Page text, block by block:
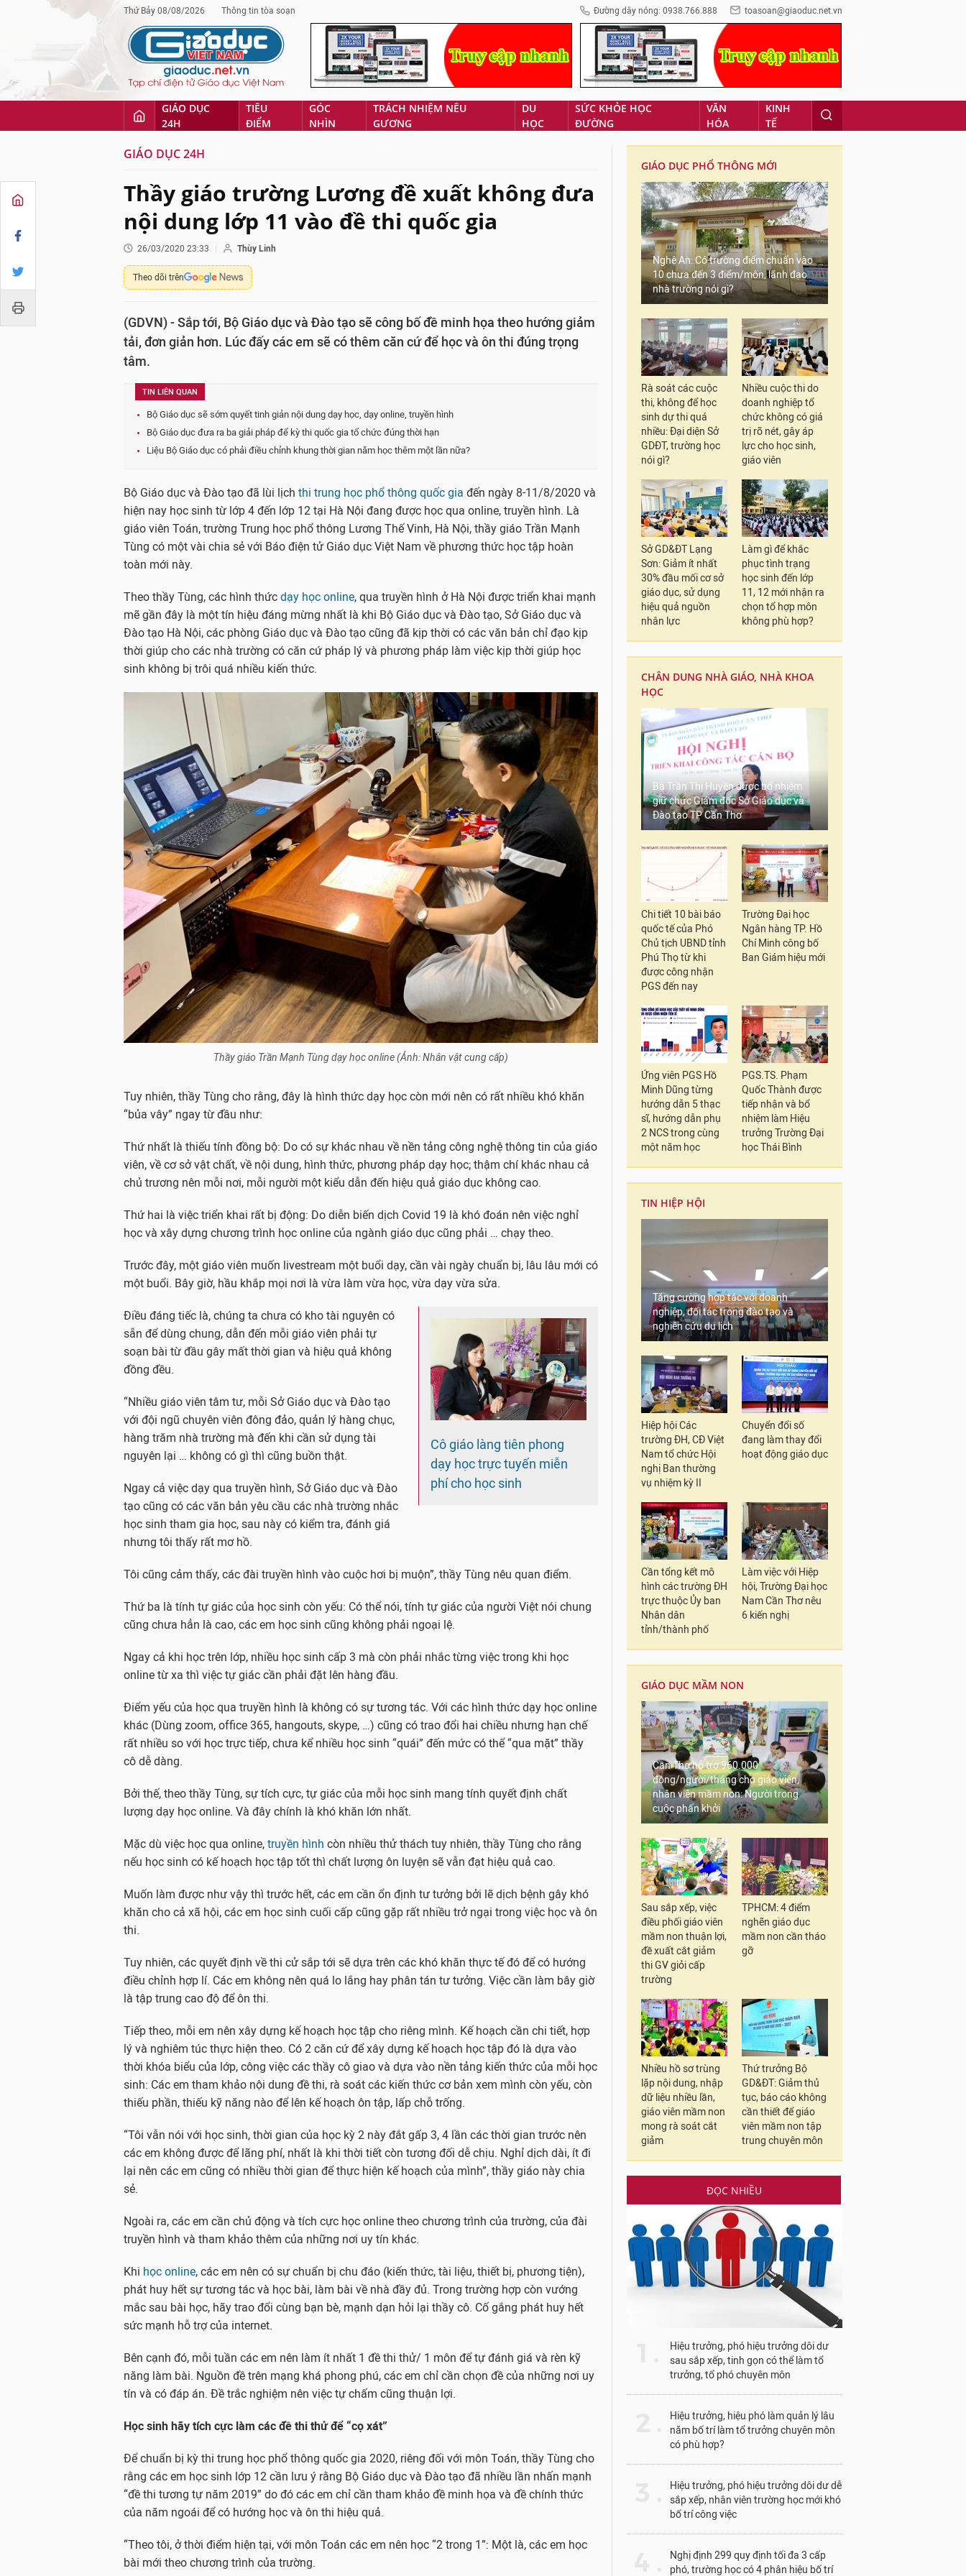
Thứ Bảy 08/08/2026 Thông tin tòa soạn Đường dây nóng: 0938.766.888 toasoan@giaoduc.net.vn
GIÁO DỤC
24H
TIÊU
ĐIỂM
GÓC
NHÌN
TRÁCH NHIỆM NÊU
GƯƠNG
DU
HỌC
SỨC KHỎE HỌC
ĐƯỜNG
VĂN
HÓA
KINH
TẾ
GIÁO DỤC 24H
Thầy giáo trường Lương đề xuất không đưa
nội dung lớp 11 vào đề thi quốc gia
26/03/2020 23:33 Thùy Linh
Theo dõi trên
(GDVN) - Sắp tới, Bộ Giáo dục và Đào tạo sẽ công bố đề minh họa theo hướng giảm
tải, đơn giản hơn. Lúc đấy các em sẽ có thêm căn cứ để học và ôn thi đúng trọng
tâm.
TIN LIÊN QUAN
Bộ Giáo dục sẽ sớm quyết tinh giản nội dung dạy học, dạy online, truyền hình
Bộ Giáo dục đưa ra ba giải pháp để kỳ thi quốc gia tổ chức đúng thời hạn
Liệu Bộ Giáo dục có phải điều chỉnh khung thời gian năm học thêm một lần nữa?
Bộ Giáo dục và Đào tạo đã lùi lịch thi trung học phổ thông quốc gia đến ngày 8-11/8/2020 và
hiện nay học sinh từ lớp 4 đến lớp 12 tại Hà Nội đang được học qua online, truyền hình. Là
giáo viên Toán, trường Trung học phổ thông Lương Thế Vinh, Hà Nội, thầy giáo Trần Mạnh
Tùng có một vài chia sẻ với Báo điện tử Giáo dục Việt Nam về phương thức học tập hoàn
toàn mới này.
Theo thầy Tùng, các hình thức dạy học online, qua truyền hình ở Hà Nội được triển khai mạnh
mẽ gần đây là một tín hiệu đáng mừng nhất là khi Bộ Giáo dục và Đào tạo, Sở Giáo dục và
Đào tạo Hà Nội, các phòng Giáo dục và Đào tạo cũng đã kịp thời có các văn bản chỉ đạo kịp
thời giúp cho các nhà trường có căn cứ pháp lý và phương pháp làm việc kịp thời giúp học
sinh không bị trôi quá nhiều kiến thức.
Thầy giáo Trần Mạnh Tùng dạy học online (Ảnh: Nhân vật cung cấp)
Tuy nhiên, thầy Tùng cho rằng, đây là hình thức dạy học còn mới nên có rất nhiều khó khăn
“bủa vây” ngay từ đầu như:
Thứ nhất là thiếu tính đồng bộ: Do có sự khác nhau về nền tảng công nghệ thông tin của giáo
viên, về cơ sở vật chất, về nội dung, hình thức, phương pháp dạy học; thậm chí khác nhau cả
chủ trương nên mỗi nơi, mỗi người một kiểu dẫn đến hiệu quả giáo dục không cao.
Thứ hai là việc triển khai rất bị động: Do diễn biến dịch Covid 19 là khó đoán nên việc nghỉ
học và xây dựng chương trình học online của ngành giáo dục cũng phải … chạy theo.
Trước đây, một giáo viên muốn livestream một buổi dạy, cần vài ngày chuẩn bị, lâu lâu mới có
một buổi. Bây giờ, hầu khắp mọi nơi là vừa làm vừa học, vừa dạy vừa sửa.
Cô giáo làng tiên phong
dạy học trực tuyến miễn
phí cho học sinh
Điều đáng tiếc là, chúng ta chưa có kho tài nguyên có
sẵn để dùng chung, dẫn đến mỗi giáo viên phải tự
soạn bài từ đầu gây mất thời gian và hiệu quả không
đồng đều.
“Nhiều giáo viên tâm tư, mỗi Sở Giáo dục và Đào tạo
với đội ngũ chuyên viên đông đảo, quản lý hàng chục,
hàng trăm nhà trường mà đến khi cần sử dụng tài
nguyên lại … không có gì thì cũng buồn thật.
Ngay cả việc dạy qua truyền hình, Sở Giáo dục và Đào
tạo cũng có các văn bản yêu cầu các nhà trường nhắc
học sinh tham gia học, sau này có kiểm tra, đánh giá
nhưng tôi thấy rất mơ hồ.
Tôi cũng cảm thấy, các đài truyền hình vào cuộc hơi bị muộn”, thầy Tùng nêu quan điểm.
Thứ ba là tính tự giác của học sinh còn yếu: Có thể nói, tính tự giác của người Việt nói chung
cũng chưa hẳn là cao, các em học sinh cũng không phải ngoại lệ.
Ngay cả khi học trên lớp, nhiều học sinh cấp 3 mà còn phải nhắc từng việc trong khi học
online từ xa thì việc tự giác cần phải đặt lên hàng đầu.
Điểm yếu của học qua truyền hình là không có sự tương tác. Với các hình thức dạy học online
khác (Dùng zoom, office 365, hangouts, skype, …) cũng có trao đổi hai chiều nhưng hạn chế
rất nhiều so với học trực tiếp, chưa kể nhiều học sinh “quái” đến mức có thể “qua mặt” thầy
cô dễ dàng.
Bởi thế, theo thầy Tùng, sự tích cực, tự giác của mỗi học sinh mang tính quyết định chất
lượng dạy học online. Và đây chính là khó khăn lớn nhất.
Mặc dù việc học qua online, truyền hình còn nhiều thử thách tuy nhiên, thầy Tùng cho rằng
nếu học sinh có kế hoạch học tập tốt thì chất lượng ôn luyện sẽ vẫn đạt hiệu quả cao.
Muốn làm được như vậy thì trước hết, các em cần ổn định tư tưởng bởi lẽ dịch bệnh gây khó
khăn cho cả xã hội, các em học sinh cuối cấp cũng gặp rất nhiều trở ngại trong việc học và ôn
thi.
Tuy nhiên, các quyết định về thi cử sắp tới sẽ dựa trên các khó khăn thực tế đó để có hướng
điều chỉnh hợp lí. Các em không nên quá lo lắng hay phân tán tư tưởng. Việc cần làm bây giờ
là tập trung cao độ để ôn thi.
Tiếp theo, mỗi em nên xây dựng kế hoạch học tập cho riêng mình. Kế hoạch cần chi tiết, hợp
lý và nghiêm túc thực hiện theo. Có 2 căn cứ để xây dựng kế hoạch học tập đó là dựa vào
thời khóa biểu của lớp, công việc các thầy cô giao và dựa vào nền tảng kiến thức của mỗi học
sinh: Các em tham khảo nội dung đề thi, rà soát các kiến thức cơ bản xem mình còn yếu, còn
thiếu phần, thiếu kỹ năng nào để lên kế hoạch ôn tập, lấp chỗ trống.
“Tôi vẫn nói với học sinh, thời gian của học kỳ 2 này đắt gấp 3, 4 lần các thời gian trước nên
các em không được để lãng phí, nhất là khi thời tiết còn tương đối dễ chịu. Nghỉ dịch dài, ít đi
lại nên các em cũng có nhiều thời gian để thực hiện kế hoạch của mình”, thầy giáo này chia
sẻ.
Ngoài ra, các em cần chủ động và tích cực học online theo chương trình của trường, của đài
truyền hình và tham khảo thêm của những nơi uy tín khác.
Khi học online, các em nên có sự chuẩn bị chu đáo (kiến thức, tài liệu, thiết bị, phương tiện),
phát huy hết sự tương tác và học bài, làm bài về nhà đầy đủ. Trong trường hợp còn vướng
mắc sau bài học, hãy trao đổi cùng bạn bè, mạnh dạn hỏi lại thầy cô. Cố gắng phát huy hết
sức mạnh hỗ trợ của internet.
Bên cạnh đó, mỗi tuần các em nên làm ít nhất 1 đề thi thử/ 1 môn để tự đánh giá và rèn kỹ
năng làm bài. Nguồn đề trên mạng khá phong phú, các em chỉ cần chọn đề của những nơi uy
tín và có đáp án. Đề trắc nghiệm nên việc tự chấm cũng thuận lợi.
Học sinh hãy tích cực làm các đề thi thử để “cọ xát”
Để chuẩn bị kỳ thi trung học phổ thông quốc gia 2020, riêng đối với môn Toán, thầy Tùng cho
rằng các em học sinh lớp 12 cần lưu ý rằng Bộ Giáo dục và Đào tạo đã nhiều lần nhấn mạnh
“đề thi tương tự năm 2019” do đó các em chỉ cần tham khảo đề minh họa và đề chính thức
của năm ngoái để có hướng học và ôn thi hiệu quả.
“Theo tôi, ở thời điểm hiện tại, với môn Toán các em nên học “2 trong 1”: Một là, các em học
bài mới theo chương trình của trường.
GIÁO DỤC PHỔ THÔNG MỚI
Nghệ An: Có trường điểm chuẩn vào
10 chưa đến 3 điểm/môn, lãnh đạo
nhà trường nói gì?
Rà soát các cuộc
thi, không để học
sinh dự thi quá
nhiều: Đại diện Sở
GDĐT, trường học
nói gì?
Nhiều cuộc thi do
doanh nghiệp tổ
chức không có giá
trị rõ nét, gây áp
lực cho học sinh,
giáo viên
Sở GD&ĐT Lạng
Sơn: Giảm ít nhất
30% đầu mối cơ sở
giáo dục, sử dụng
hiệu quả nguồn
nhân lực
Làm gì để khắc
phục tình trạng
học sinh đến lớp
11, 12 mới nhận ra
chọn tổ hợp môn
không phù hợp?
CHÂN DUNG NHÀ GIÁO, NHÀ KHOA
HỌC
Bà Trần Thị Huyền được bổ nhiệm
giữ chức Giám đốc Sở Giáo dục và
Đào tạo TP Cần Thơ
Chi tiết 10 bài báo
quốc tế của Phó
Chủ tịch UBND tỉnh
Phú Thọ từ khi
được công nhận
PGS đến nay
Trường Đại học
Ngân hàng TP. Hồ
Chí Minh công bố
Ban Giám hiệu mới
Ứng viên PGS Hồ
Minh Dũng từng
hướng dẫn 5 thạc
sĩ, hướng dẫn phụ
2 NCS trong cùng
một năm học
PGS.TS. Phạm
Quốc Thành được
tiếp nhận và bổ
nhiệm làm Hiệu
trưởng Trường Đại
học Thái Bình
TIN HIỆP HỘI
Tăng cường hợp tác với doanh
nghiệp, đối tác trong đào tạo và
nghiên cứu du lịch
Hiệp hội Các
trường ĐH, CĐ Việt
Nam tổ chức Hội
nghị Ban thường
vụ nhiệm kỳ II
Chuyển đổi số
đang làm thay đổi
hoạt động giáo dục
Cần tổng kết mô
hình các trường ĐH
trực thuộc Ủy ban
Nhân dân
tỉnh/thành phố
Làm việc với Hiệp
hội, Trường Đại học
Nam Cần Thơ nêu
6 kiến nghị
GIÁO DỤC MẦM NON
Cần Thơ hỗ trợ 960.000
đồng/người/tháng cho giáo viên,
nhân viên mầm non: Người trong
cuộc phấn khởi
Sau sắp xếp, việc
điều phối giáo viên
mầm non thuận lợi,
đề xuất cắt giảm
thi GV giỏi cấp
trường
TPHCM: 4 điểm
nghẽn giáo dục
mầm non cần tháo
gỡ
Nhiều hồ sơ trùng
lặp nội dung, nhập
dữ liệu nhiều lần,
giáo viên mầm non
mong rà soát cắt
giảm
Thứ trưởng Bộ
GD&ĐT: Giảm thủ
tục, báo cáo không
cần thiết để giáo
viên mầm non tập
trung chuyên môn
ĐỌC NHIỀU
Hiệu trưởng, phó hiệu trưởng dôi dư
sau sắp xếp, tinh gọn có thể làm tổ
trưởng, tổ phó chuyên môn
Hiệu trưởng, hiệu phó làm quản lý lâu
năm bố trí làm tổ trưởng chuyên môn
có phù hợp?
Hiệu trưởng, phó hiệu trưởng dôi dư dễ
sắp xếp, nhân viên trường học mới khó
bố trí công việc
Nghị định 299 quy định tối đa 3 cấp
phó, trường học có 4 phân hiệu bố trí